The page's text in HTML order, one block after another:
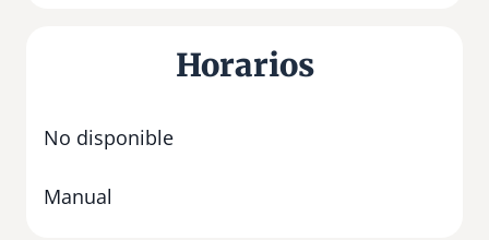
Horarios
No disponible
Manual